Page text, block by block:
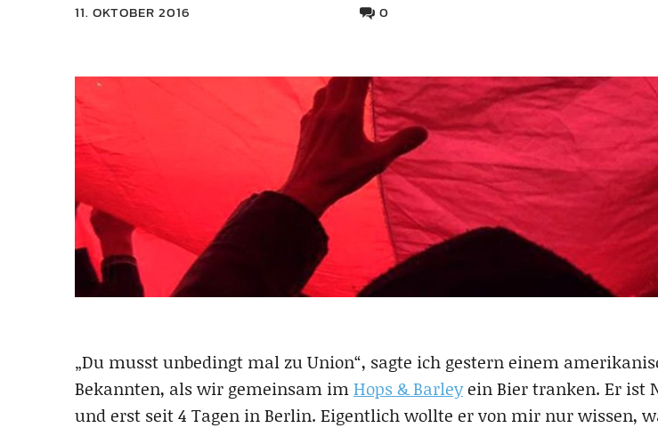
11. OKTOBER 2016
0
„Du musst unbedingt mal zu Union“, sagte ich gestern einem
Bekannten, als wir gemeinsam imHops & Barleyein Bier tranken. Er ist
und erst seit 4 Tagen in Berlin. Eigentlich wollte er von mir nur wissen,